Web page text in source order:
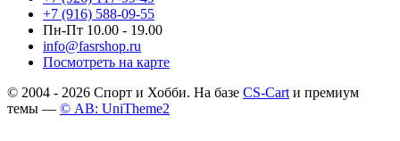
+7 (916) 588-09-55
Пн-Пт 10.00 - 19.00
info@fasrshop.ru
Посмотреть на карте
© 2004 - 2026 Спорт и Хобби. На базе CS-Cart и премиум
темы — © AB: UniTheme2